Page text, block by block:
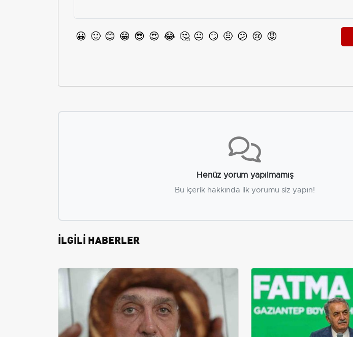
😀 🙂 😊 😁 😎 😍 😂 🤔 😐 😏 🤨 😕 😢 😡
Henüz yorum yapılmamış
Bu içerik hakkında ilk yorumu siz yapın!
İLGİLİ HABERLER